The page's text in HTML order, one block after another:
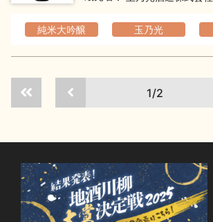
純米大吟醸 玉乃光
1/2